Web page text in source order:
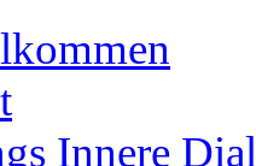
Innere